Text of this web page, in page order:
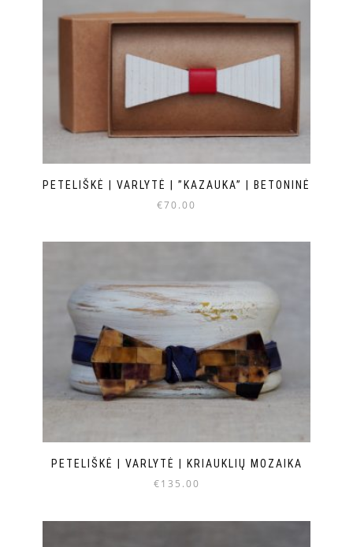
PETELIŠKĖ | VARLYTĖ | ”KAZAUKA” | BETONINĖ
€70.00
PETELIŠKĖ | VARLYTĖ | KRIAUKLIŲ MOZAIKA
€135.00